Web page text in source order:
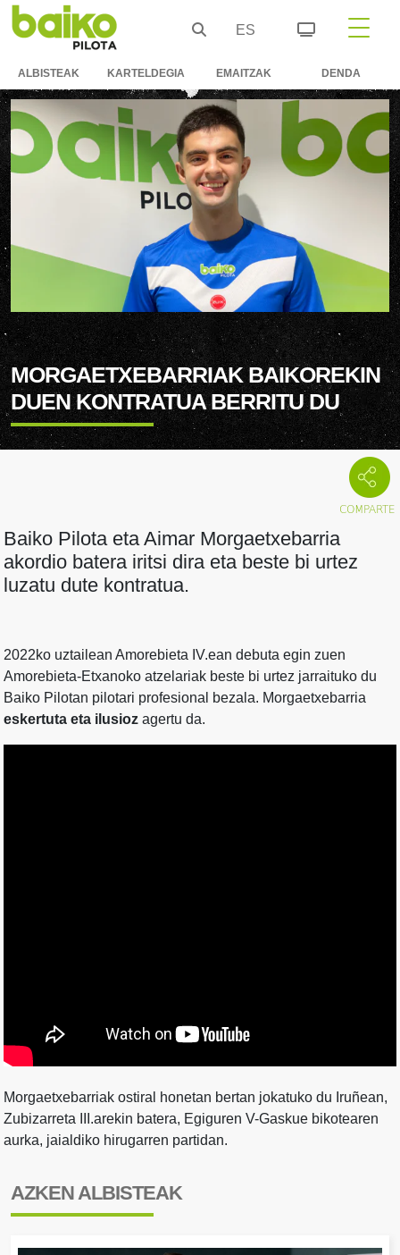
ES
ALBISTEAK KARTELDEGIA EMAITZAK DENDA
MORGAETXEBARRIAK BAIKOREKIN
DUEN KONTRATUA BERRITU DU
Baiko Pilota eta Aimar Morgaetxebarria
akordio batera iritsi dira eta beste bi urtez
luzatu dute kontratua.
2022ko uztailean Amorebieta IV.ean debuta egin zuen
Amorebieta-Etxanoko atzelariak beste bi urtez jarraituko du
Baiko Pilotan pilotari profesional bezala. Morgaetxebarria
eskertuta eta ilusioz agertu da.
Morgaetxebarriak ostiral honetan bertan jokatuko du Iruñean,
Zubizarreta III.arekin batera, Egiguren V-Gaskue bikotearen
aurka, jaialdiko hirugarren partidan.
AZKEN ALBISTEAK